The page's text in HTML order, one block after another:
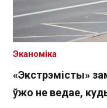
«Экстрэмісты»
ўжо не ведае,
Эканоміка